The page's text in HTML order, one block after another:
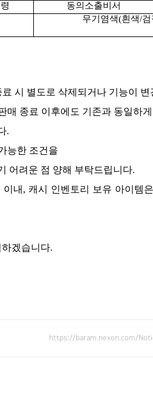
동의소출비서
무기염색(흰색/검
시 별도로 삭제되거나 기능이
매 종료 이후에도 기존과 동일하게
.
능한 조건을
어려운 점 양해 부탁드립니다.
이내 , 캐시 인벤토리 보유 아이템
겠습니다.
https://baram.nexon.com/